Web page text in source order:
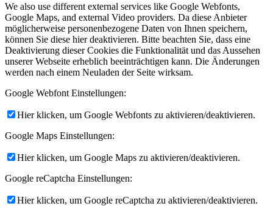
We also use different external services like Google Webfonts,
Google Maps, and external Video providers. Da diese Anbieter
möglicherweise personenbezogene Daten von Ihnen speichern,
können Sie diese hier deaktivieren. Bitte beachten Sie, dass eine
Deaktivierung dieser Cookies die Funktionalität und das Aussehen
unserer Webseite erheblich beeinträchtigen kann. Die Änderungen
werden nach einem Neuladen der Seite wirksam.
Google Webfont Einstellungen:
Hier klicken, um Google Webfonts zu aktivieren/deaktivieren.
Google Maps Einstellungen:
Hier klicken, um Google Maps zu aktivieren/deaktivieren.
Google reCaptcha Einstellungen:
Hier klicken, um Google reCaptcha zu aktivieren/deaktivieren.